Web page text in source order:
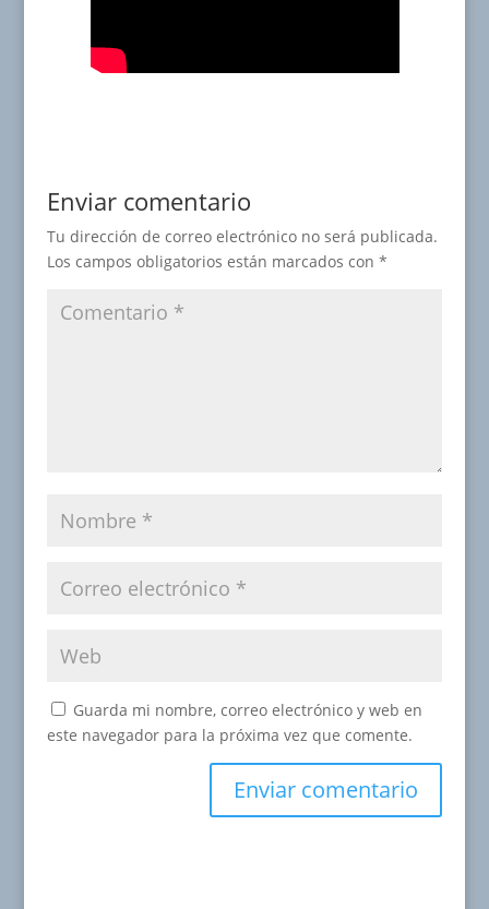
Enviar comentario
Tu dirección de correo electrónico no será publicada.
Los campos obligatorios están marcados con *
Guarda mi nombre, correo electrónico y web en
este navegador para la próxima vez que comente.